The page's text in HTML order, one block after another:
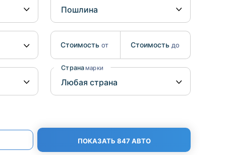
Mitsubishi
Isuzu
Hino
Стоимость от Стоимость до
Страна марки
ПОКАЗАТЬ 847 АВТО